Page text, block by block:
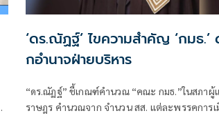
‘ดร.ณัฏฐ์’ ไขความสำคัญ ‘กมธ.’
กอำนาจฝ่ายบริหาร
“ดร.ณัฏฐ์” ชี้เกณฑ์คำนวณ “คณะ กมธ.”ในสภาผู้
ราษฎร คำนวณจาก จำนวน สส. แต่ละพรรคการเ